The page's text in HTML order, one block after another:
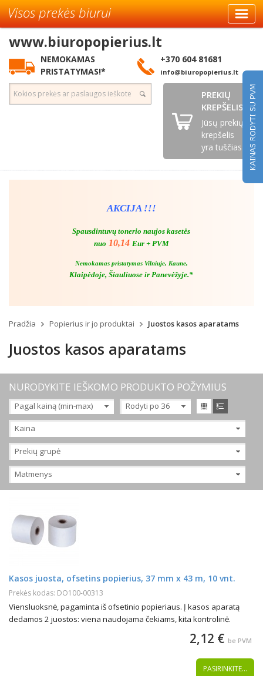
Visos prekės biurui
www.biuropopierius.lt
NEMOKAMAS
PRISTATYMAS!*
+370 604 81681
info@biuropopierius.lt
PREKIŲ
KREPŠELIS
Jūsų prekių
krepšelis
yra tuščias
AKCIJA !!!
Spausdintuvų tonerio naujos kasetės
nuo 10,14 Eur + PVM
Nemokamas pristatymas Vilniuje, Kaune,
Klaipėdoje, Šiauliuose ir Panevėžyje.*
Pradžia Popierius ir jo produktai Juostos kasos aparatams
Juostos kasos aparatams
NURODYKITE IEŠKOMO PRODUKTO POŽYMIUS
Pagal kainą (min-max) Rodyti po 36
Kaina
Prekių grupė
Vienasluoksnės
Dvisluoksnės
Kitos
Matmenys
37mmx43m
38mmx30m
57mmx30m
59mmx43m
Kasos juosta, ofsetins popierius, 37 mm x 43 m, 10 vnt.
Prekės kodas: DO100-00313
Viensluoksnė, pagaminta iš ofsetinio popieriaus. Į kasos aparatą
dedamos 2 juostos: viena naudojama čekiams, kita kontrolinė.
2,12 € be PVM
PASIRINKITE...